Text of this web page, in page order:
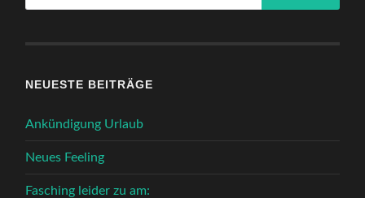
NEUESTE BEITRÄGE
Ankündigung Urlaub
Neues Feeling
Fasching leider zu am: